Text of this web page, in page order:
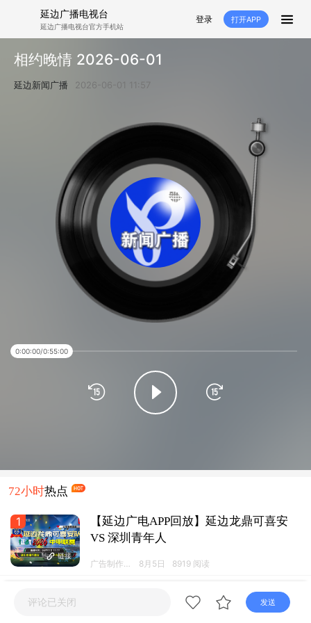
延边广播电视台
延边广播电视台官方手机站
登录 打开APP
首页
推荐
县市
纪委监委 专题 文体
交通文艺广播 延边卫健 延边医保 延边医院
延边商务 延边好就业 VR
电视 广播
相约晚情 2026-06-01
延边新闻广播 2026-06-01 11:57
0:00:00/0:55:00
72小时热点
1
链接
【延边广电APP回放】延边龙鼎可喜安
VS 深圳青年人
广告制作运
8月5日 8919 阅读
【延边广电APP回放】2026吉林银行延
边州县(市)足球联赛第五轮
评论已关闭 发送